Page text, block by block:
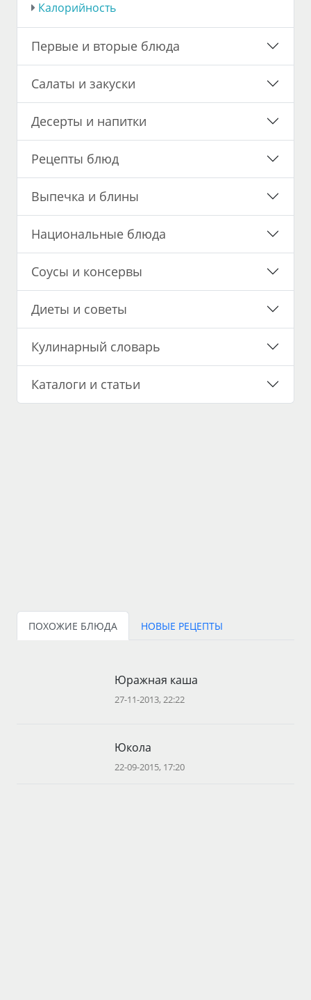
Калорийность
Первые и вторые блюда
Салаты и закуски
Десерты и напитки
Рецепты блюд
Выпечка и блины
Национальные блюда
Соусы и консервы
Диеты и советы
Кулинарный словарь
Каталоги и статьи
ПОХОЖИЕ БЛЮДА НОВЫЕ РЕЦЕПТЫ
Юражная каша
27-11-2013, 22:22
Юкола
22-09-2015, 17:20